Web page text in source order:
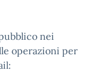
nei
operazioni per